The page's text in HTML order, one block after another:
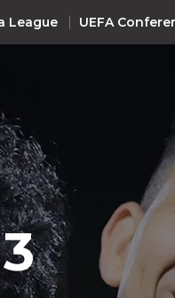
League UEFA
+
League
League